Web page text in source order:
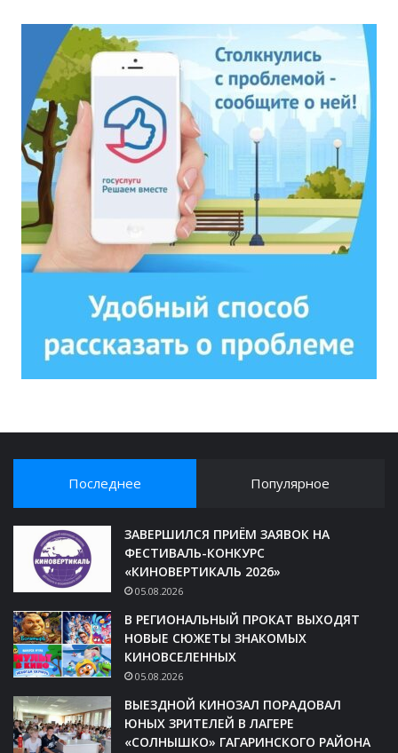
Последнее Популярное
ЗАВЕРШИЛСЯ ПРИЁМ ЗАЯВОК НА
ФЕСТИВАЛЬ-КОНКУРС
«КИНОВЕРТИКАЛЬ 2026»
05.08.2026
В РЕГИОНАЛЬНЫЙ ПРОКАТ ВЫХОДЯТ
НОВЫЕ СЮЖЕТЫ ЗНАКОМЫХ
КИНОВСЕЛЕННЫХ
05.08.2026
ВЫЕЗДНОЙ КИНОЗАЛ ПОРАДОВАЛ
ЮНЫХ ЗРИТЕЛЕЙ В ЛАГЕРЕ
«СОЛНЫШКО» ГАГАРИНСКОГО РАЙОНА